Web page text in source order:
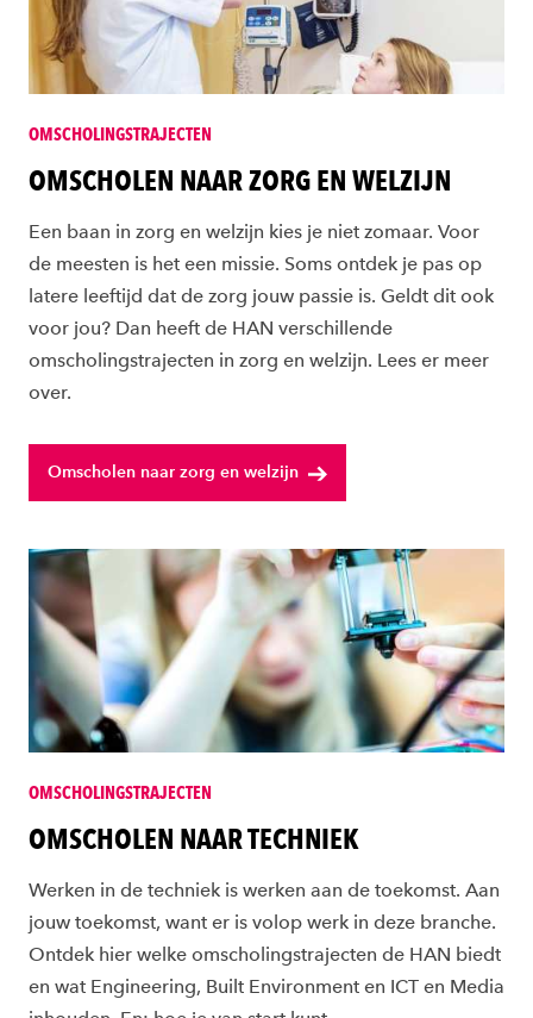
OMSCHOLINGSTRAJECTEN
OMSCHOLEN NAAR ZORG EN WELZIJN
Een baan in zorg en welzijn kies je niet zomaar. Voor
de meesten is het een missie. Soms ontdek je pas op
latere leeftijd dat de zorg jouw passie is. Geldt dit ook
voor jou? Dan heeft de HAN verschillende
omscholingstrajecten in zorg en welzijn. Lees er meer
over.
Omscholen naar zorg en welzijn
OMSCHOLINGSTRAJECTEN
OMSCHOLEN NAAR TECHNIEK
Werken in de techniek is werken aan de toekomst. Aan
jouw toekomst, want er is volop werk in deze branche.
Ontdek hier welke omscholingstrajecten de HAN biedt
en wat Engineering, Built Environment en ICT en Media